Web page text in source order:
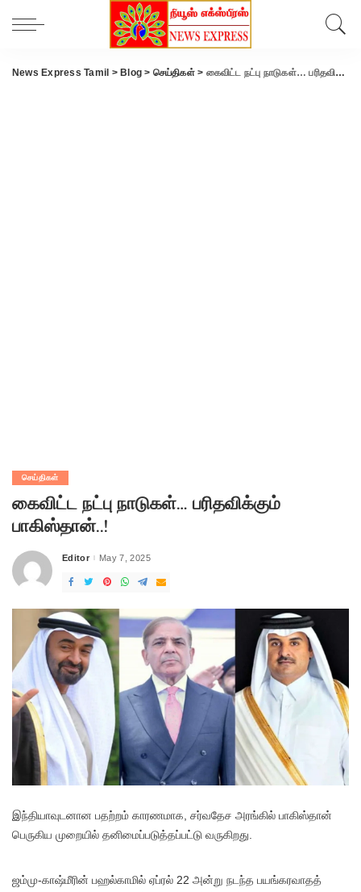
News Express Tamil > Blog > செய்திகள்> கைவிட்ட நட்பு நாடுகள்… பரிதவிக்கும் பாகிஸ்தான்..!
செய்திகள்
கைவிட்ட நட்பு நாடுகள்… பரிதவிக்கும்
பாகிஸ்தான்..!
Posted
Editor May 7, 2025
இந்தியாவுடனான பதற்றம் காரணமாக, சர்வதேச அரங்கில் பாகிஸ்தான்
பெருகிய முறையில் தனிமைப்படுத்தப்பட்டு வருகிறது.
ஜம்மு-காஷ்மீரின் பஹல்காமில் ஏப்ரல் 22 அன்று நடந்த பயங்கரவாதத்